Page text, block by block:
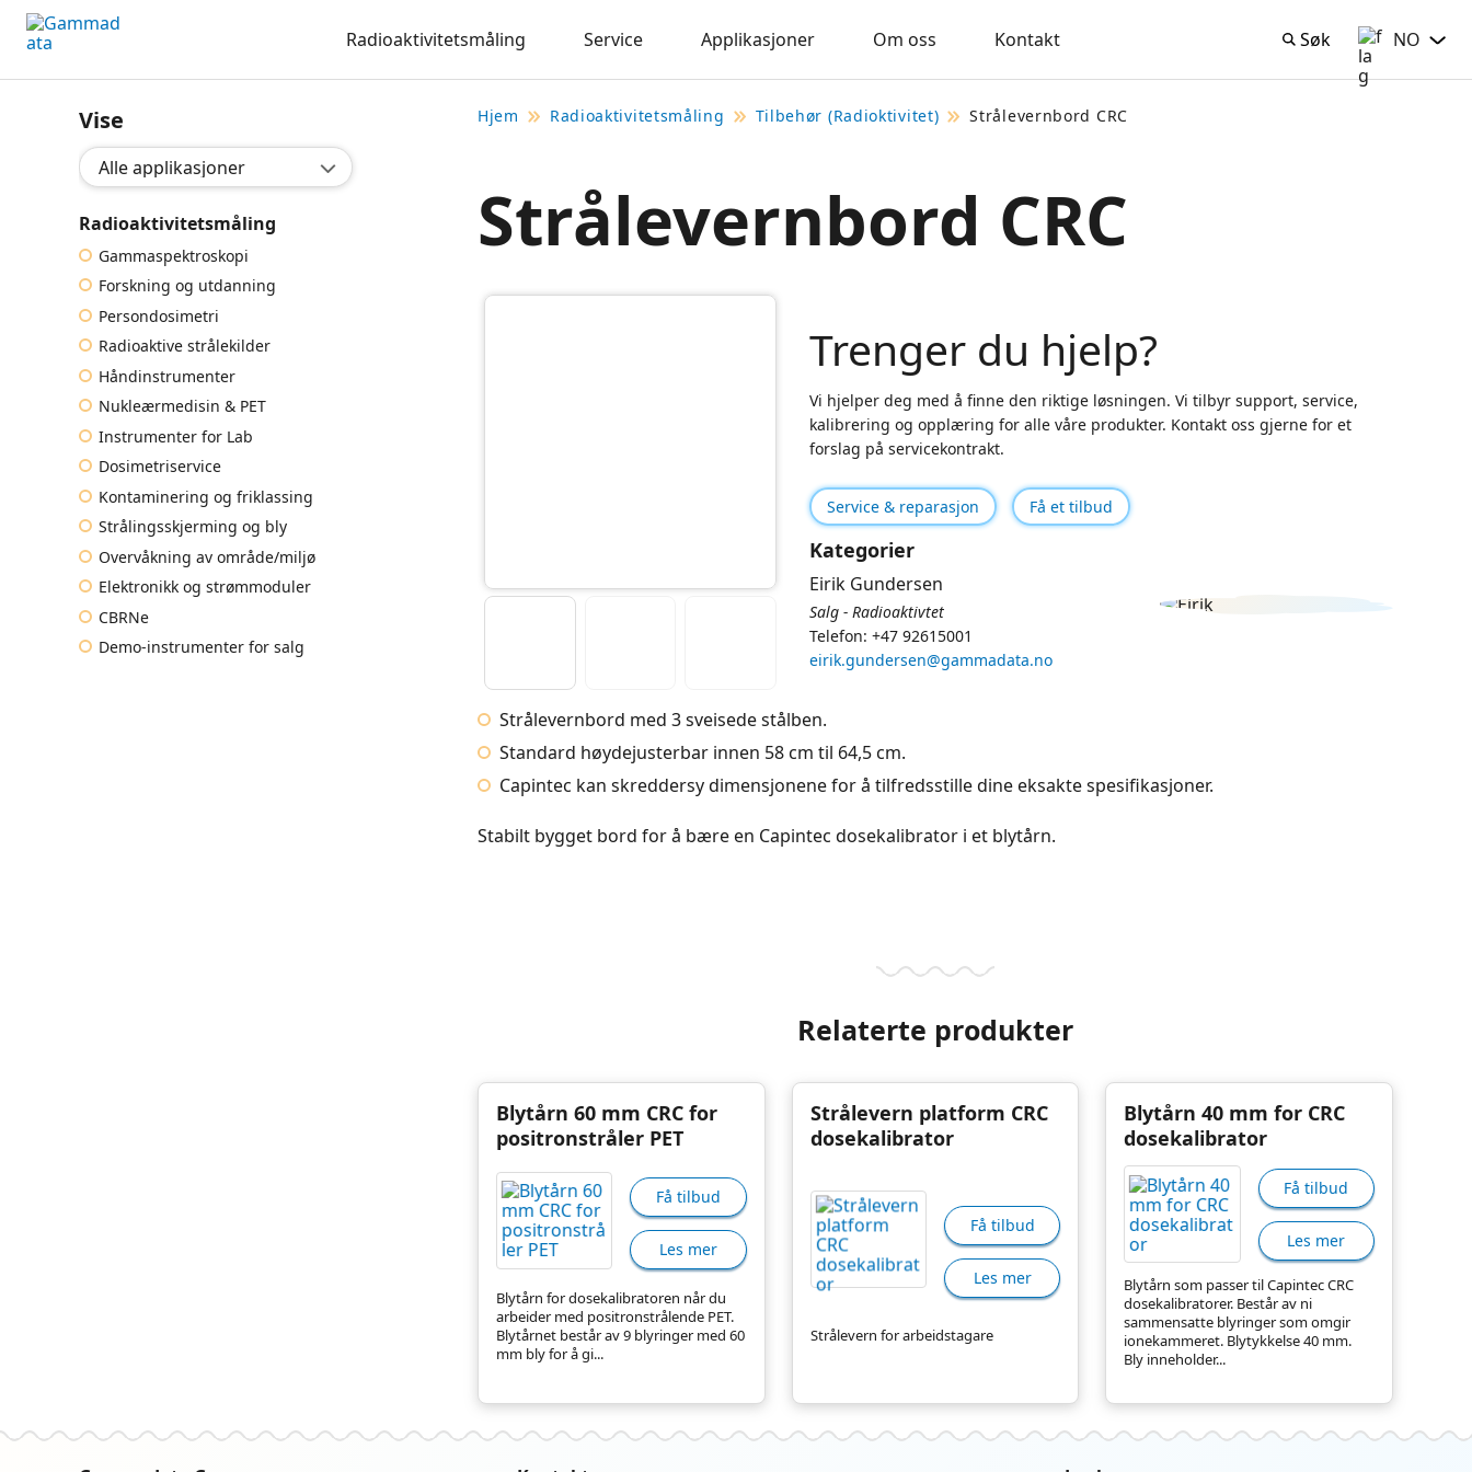
Hopp
til
Radioaktivitetsmåling Service Applikasjoner Om oss Kontakt Søk
Søk NorskNO
Vise
Valg applikasjon:
Radioaktivitetsmåling
Gammaspektroskopi
Forskning og utdanning
Persondosimetri
Radioaktive strålekilder
Håndinstrumenter
Nukleærmedisin & PET
Instrumenter for Lab
Dosimetriservice
Kontaminering og friklassing
Strålingsskjerming og bly
Overvåkning av område/miljø
Elektronikk og strømmoduler
CBRNe
Demo-instrumenter for salg
Hjem Radioaktivitetsmåling Tilbehør (Radioktivitet) Strålevernbord CRC
Strålevernbord CRC
Trenger du hjelp?
Vi hjelper deg med å finne den riktige løsningen. Vi tilbyr support, service,
kalibrering og opplæring for alle våre produkter. Kontakt oss gjerne for et
forslag på servicekontrakt.
Service & reparasjon Få et tilbud
Strålevernbord med 3 sveisede stålben.
Standard høydejusterbar innen 58 cm til 64,5 cm.
Capintec kan skreddersy dimensjonene for å tilfredsstille dine eksakte spesifikasjoner.
Stabilt bygget bord for å bære en Capintec dosekalibrator i et blytårn.
Kategorier
Eirik Gundersen
Salg - Radioaktivtet
Telefon: +47 92615001
eirik.gundersen@gammadata.no
Relaterte produkter
Blytårn 60 mm CRC for
positronstråler PET
Blytårn for dosekalibratoren når du
arbeider med positronstrålende PET.
Blytårnet består av 9 blyringer med 60
mm bly for å gi...
Få tilbud
Les mer
Strålevern platform CRC
dosekalibrator
Strålevern for arbeidstagare
Få tilbud
Les mer
Blytårn 40 mm for CRC
dosekalibrator
Blytårn som passer til Capintec CRC
dosekalibratorer. Består av ni
sammensatte blyringer som omgir
ionekammeret. Blytykkelse 40 mm.
Bly inneholder...
Få tilbud
Les mer